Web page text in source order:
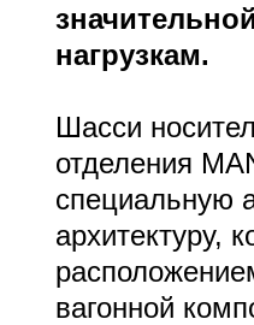
нагрузкам.
Шасси
отделения
специальную
архитектуру,
вагонной